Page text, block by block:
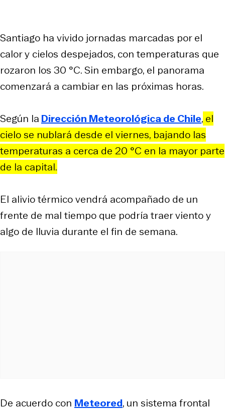
Santiago ha vivido jornadas marcadas por el
calor y cielos despejados, con temperaturas que
rozaron los 30 °C. Sin embargo, el panorama
comenzará a cambiar en las próximas horas.
Según la Dirección Meteorológica de Chile, el
cielo se nublará desde el viernes, bajando las
temperaturas a cerca de 20 °C en la mayor parte
de la capital.
El alivio térmico vendrá acompañado de un
frente de mal tiempo que podría traer viento y
algo de lluvia durante el fin de semana.
De acuerdo con Meteored, un sistema frontal